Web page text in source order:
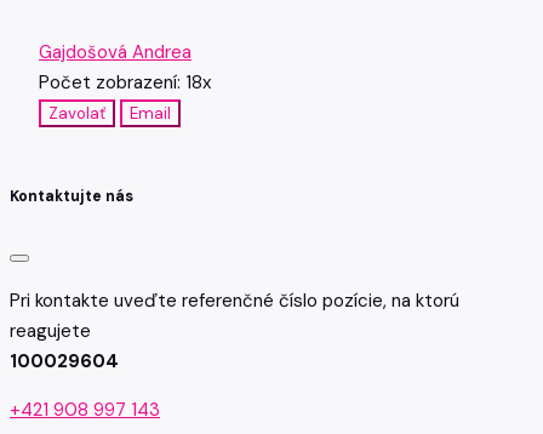
Gajdošová Andrea
Počet zobrazení: 18x
Zavolať Email
Kontaktujte nás
Pri kontakte uveďte referenčné číslo pozície, na ktorú
reagujete
100029604
+421 908 997 143